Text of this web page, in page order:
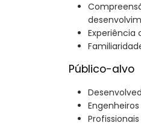
Experiência
Público-alvo